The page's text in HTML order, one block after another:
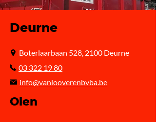
Deurne
Boterlaarbaan 528, 2100 Deurne
03 322 19 80
info@vanlooverenbvba.be
Olen